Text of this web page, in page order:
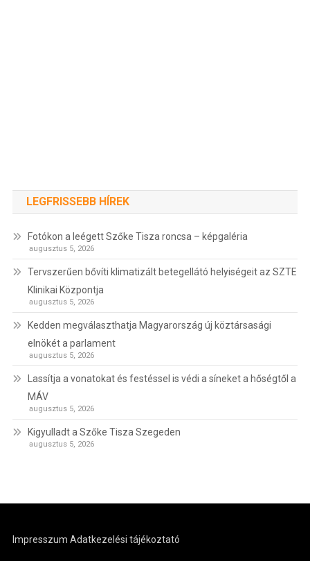
LEGFRISSEBB HÍREK
Fotókon a leégett Szőke Tisza roncsa – képgaléria
augusztus 5, 2026
Tervszerűen bővíti klimatizált betegellátó helyiségeit az SZTE
Klinikai Központja
augusztus 5, 2026
Kedden megválaszthatja Magyarország új köztársasági
elnökét a parlament
augusztus 5, 2026
Lassítja a vonatokat és festéssel is védi a síneket a hőségtől a
MÁV
augusztus 5, 2026
Kigyulladt a Szőke Tisza Szegeden
augusztus 5, 2026
Impresszum Adatkezelési tájékoztató